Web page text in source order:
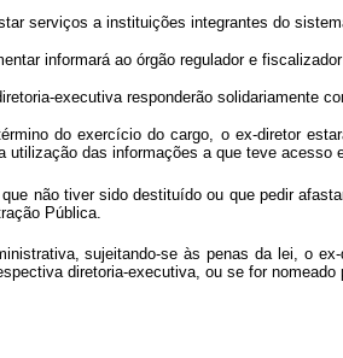
serviços a instituições integrantes do
informará ao órgão regulador e
executiva responderão solidariamente
do exercício do cargo, o ex-diretor
das informações a que teve
não tiver sido destituído ou que pedir
Pública.
sujeitando-se às penas da lei, o
diretoria-executiva, ou se for